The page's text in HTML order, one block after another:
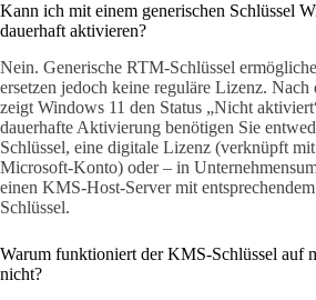
Kann ich mit einem generischen Schlüssel
dauerhaft aktivieren?
Nein. Generische RTM-Schlüssel
ersetzen jedoch keine reguläre Lizenz. Nach
zeigt Windows 11 den Status „Nicht
dauerhafte Aktivierung benötigen Sie
Schlüssel, eine digitale Lizenz (verknüpft
Microsoft-Konto) oder – in
einen KMS-Host-Server mit
Schlüssel.
Warum funktioniert der KMS-Schlüssel auf
nicht?